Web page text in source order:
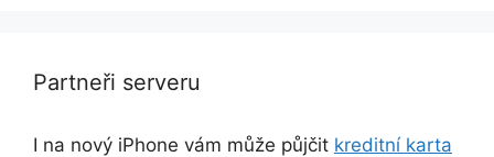
Partneři serveru
I na nový iPhone vám může půjčit kreditní karta